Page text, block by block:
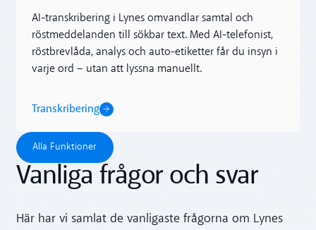
AI-transkribering i Lynes omvandlar samtal och
röstmeddelanden till sökbar text. Med AI-telefonist,
röstbrevlåda, analys och auto-etiketter får du insyn i
varje ord – utan att lyssna manuellt.
Transkribering
Alla Funktioner
Alla Funktioner
Vanliga frågor och svar
Här har vi samlat de vanligaste frågorna om Lynes